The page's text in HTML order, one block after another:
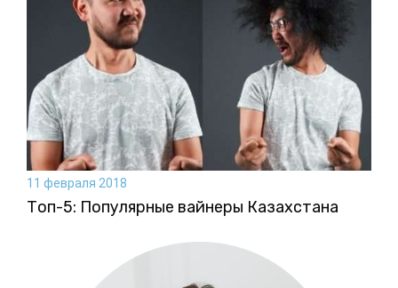
11 февраля 2018
Топ-5: Популярные вайнеры Казахстана